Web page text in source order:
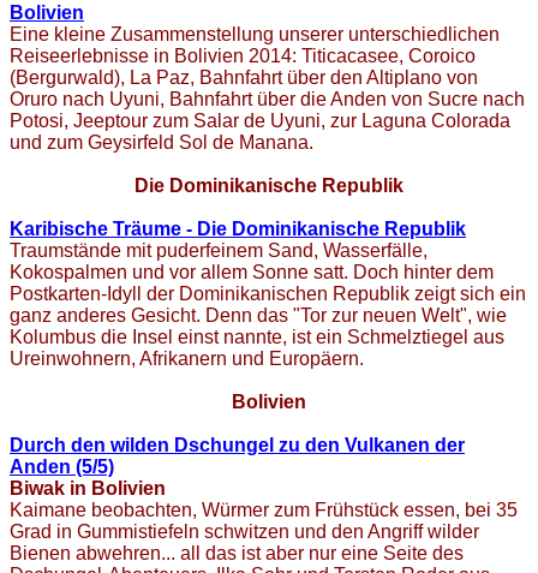
Bolivien
Eine kleine Zusammenstellung unserer unterschiedlichen
Reiseerlebnisse in Bolivien 2014: Titicacasee, Coroico
(Bergurwald), La Paz, Bahnfahrt über den Altiplano von
Oruro nach Uyuni, Bahnfahrt über die Anden von Sucre nach
Potosi, Jeeptour zum Salar de Uyuni, zur Laguna Colorada
und zum Geysirfeld Sol de Manana.
Die Dominikanische Republik
Karibische Träume - Die Dominikanische Republik
Traumstände mit puderfeinem Sand, Wasserfälle,
Kokospalmen und vor allem Sonne satt. Doch hinter dem
Postkarten-Idyll der Dominikanischen Republik zeigt sich ein
ganz anderes Gesicht. Denn das "Tor zur neuen Welt", wie
Kolumbus die Insel einst nannte, ist ein Schmelztiegel aus
Ureinwohnern, Afrikanern und Europäern.
Bolivien
Durch den wilden Dschungel zu den Vulkanen der
Anden (5/5)
Biwak in Bolivien
Kaimane beobachten, Würmer zum Frühstück essen, bei 35
Grad in Gummistiefeln schwitzen und den Angriff wilder
Bienen abwehren... all das ist aber nur eine Seite des